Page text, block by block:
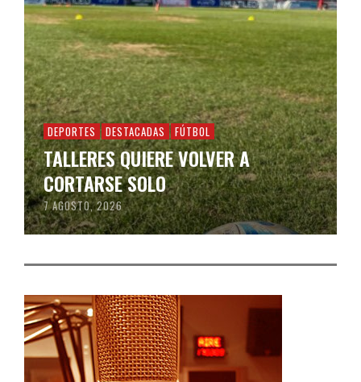
DEPORTES DESTACADAS FÚTBOL
TALLERES QUIERE VOLVER A
CORTARSE SOLO
7 AGOSTO, 2026